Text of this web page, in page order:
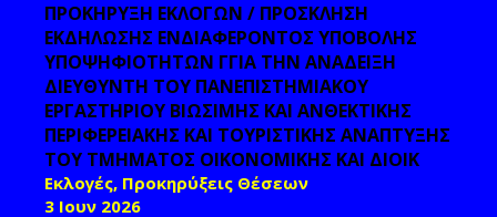
ΠΡΟΚΗΡΥΞΗ ΕΚΛΟΓΩΝ / ΠΡΟΣΚΛΗΣΗ
ΕΚΔΗΛΩΣΗΣ ΕΝΔΙΑΦΕΡΟΝΤΟΣ ΥΠΟΒΟΛΗΣ
ΥΠΟΨΗΦΙΟΤΗΤΩΝ ΓΓΙΑ ΤΗΝ ΑΝΑΔΕΙΞΗ
ΔΙΕΥΘΥΝΤΗ ΤΟΥ ΠΑΝΕΠΙΣΤΗΜΙΑΚΟΥ
ΕΡΓΑΣΤΗΡΙΟΥ ΒΙΩΣΙΜΗΣ ΚΑΙ ΑΝΘΕΚΤΙΚΗΣ
ΠΕΡΙΦΕΡΕΙΑΚΗΣ ΚΑΙ ΤΟΥΡΙΣΤΙΚΗΣ ΑΝΑΠΤΥΞΗΣ
ΤΟΥ ΤΜΗΜΑΤΟΣ ΟΙΚΟΝΟΜΙΚΗΣ ΚΑΙ ΔΙΟΙΚ
Εκλογές, Προκηρύξεις Θέσεων
3 Ιουν 2026